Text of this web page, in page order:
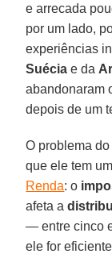
e arrecada
por um lado,
experiências
Suécia e da
abandonaram
depois de um
O problema do
que ele tem
Renda: o
afeta a
— entre cinco
ele for